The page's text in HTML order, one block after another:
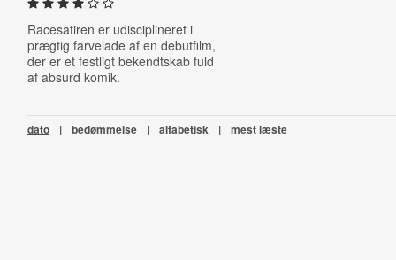
Racesatiren er udisciplineret i
prægtig farvelade af en debutfilm,
der er et festligt bekendtskab fuld
af absurd komik.
dato | bedømmelse | alfabetisk | mest læste